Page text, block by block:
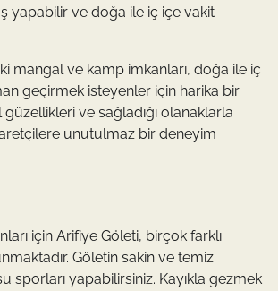
yapabilir ve doğa ile iç içe vakit
mangal ve kamp imkanları, doğa ile iç
geçirmek isteyenler için harika bir
ve sağladığı olanaklarla
unutulmaz bir deneyim
için Arifiye Göleti, birçok farklı
Göletin sakin ve temiz
sporları yapabilirsiniz. Kayıkla gezmek